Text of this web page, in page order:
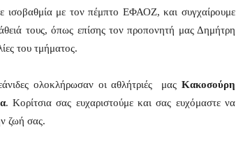
με τον πέμπτο ΕΦΑΟΖ, και συγχαίρουμε
τους, όπως επίσης τον προπονητή μας Δημήτρη
του τμήματος.
ολοκλήρωσαν οι αθλήτριές μας Κακοσούρη
. Κορίτσια σας ευχαριστούμε και σας ευχόμαστε να
ζωή σας.